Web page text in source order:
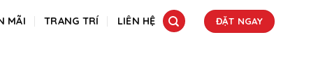
MÃI TRANG TRÍ LIÊN HỆ ĐẶT NGAY